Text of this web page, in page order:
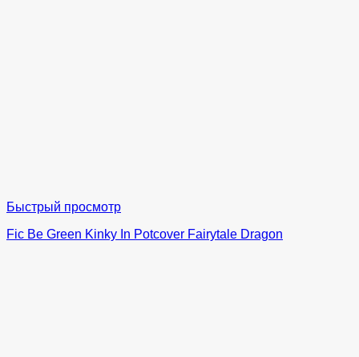
Быстрый просмотр
Fic Be Green Kinky In Potcover Fairytale Dragon